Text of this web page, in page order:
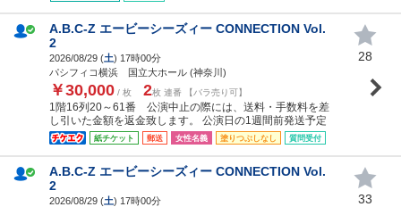
A.B.C-Z エービーシーズィー CONNECTION Vol.
2
2026/08/29 (土) 17時00分
パシフィコ横浜 国立大ホール (神奈川)
￥30,000 / 枚 2枚 連番 【バラ売り可】
1階16列20～61番 公演中止の際には、送料・手数料を差
し引いた金額を返金致します。 公演日の1週間前発送予定
紙チケット 郵送 女性名義 塗りつぶしなし 質問受付
28
A.B.C-Z エービーシーズィー CONNECTION Vol.
2
2026/08/29 (土) 17時00分
33